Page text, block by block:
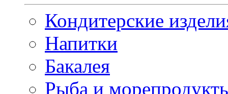
Кондитерские
Напитки
Бакалея
Рыба и